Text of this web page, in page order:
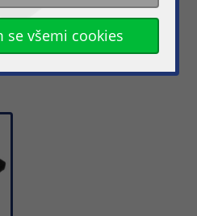
se všemi cookies